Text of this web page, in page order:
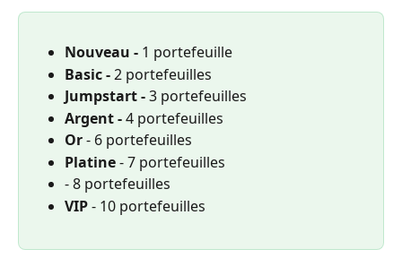
Nouveau - 1 portefeuille
Basic - 2 portefeuilles
Jumpstart - 3 portefeuilles
Argent - 4 portefeuilles
Or - 6 portefeuilles
Platine - 7 portefeuilles
- 8 portefeuilles
VIP - 10 portefeuilles